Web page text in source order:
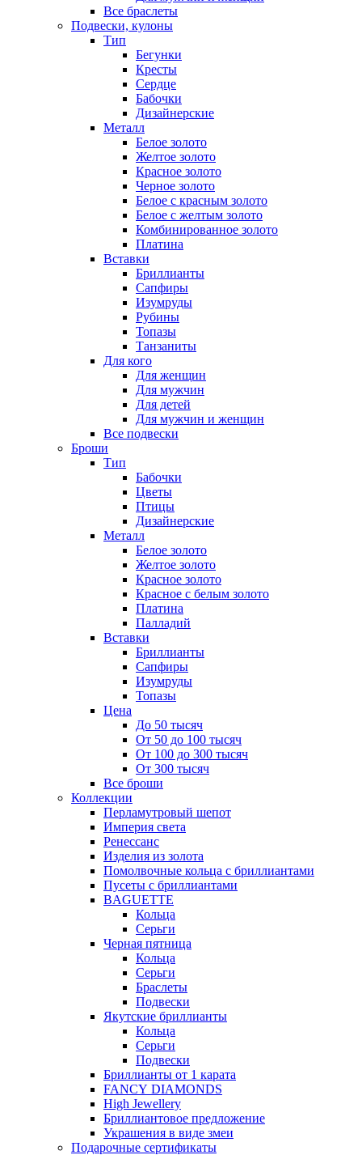
Все браслеты
Подвески, кулоны
Тип
Бегунки
Кресты
Сердце
Бабочки
Дизайнерские
Металл
Белое золото
Желтое золото
Красное золото
Черное золото
Белое с красным золото
Белое с желтым золото
Комбинированное золото
Платина
Вставки
Бриллианты
Сапфиры
Изумруды
Рубины
Топазы
Танзаниты
Для кого
Для женщин
Для мужчин
Для детей
Для мужчин и женщин
Все подвески
Броши
Тип
Бабочки
Цветы
Птицы
Дизайнерские
Металл
Белое золото
Желтое золото
Красное золото
Красное с белым золото
Платина
Палладий
Вставки
Бриллианты
Сапфиры
Изумруды
Топазы
Цена
До 50 тысяч
От 50 до 100 тысяч
От 100 до 300 тысяч
От 300 тысяч
Все броши
Коллекции
Перламутровый шепот
Империя света
Ренессанс
Изделия из золота
Помолвочные кольца с бриллиантами
Пусеты с бриллиантами
BAGUETTE
Кольца
Серьги
Черная пятница
Кольца
Серьги
Браслеты
Подвески
Якутские бриллианты
Кольца
Серьги
Подвески
Бриллианты от 1 карата
FANCY DIAMONDS
High Jewellery
Бриллиантовое предложение
Украшения в виде змеи
Подарочные сертификаты